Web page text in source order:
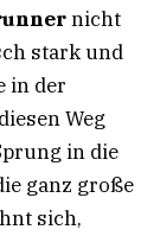
nicht
stark und
in der
Weg
in die
ganz große
sich,